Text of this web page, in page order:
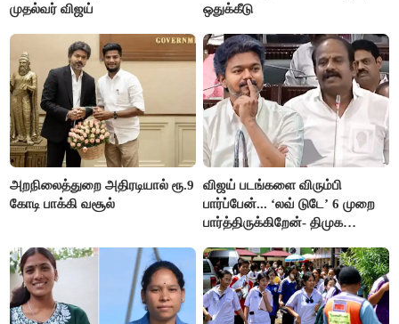
முதல்வர் விஜய்
ஒதுக்கீடு
அறநிலைத்துறை அதிரடியால் ரூ.9
கோடி பாக்கி வசூல்
விஜய் படங்களை விரும்பி
பார்ப்பேன்... ‘லவ் டுடே’ 6 முறை
பார்த்திருக்கிறேன்- திமுக